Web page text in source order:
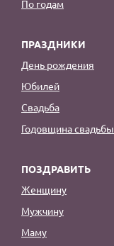
По годам
ПРАЗДНИКИ
День рождения
Юбилей
Свадьба
Годовщина свадьбы
ПОЗДРАВИТЬ
Женщину
Мужчину
Маму